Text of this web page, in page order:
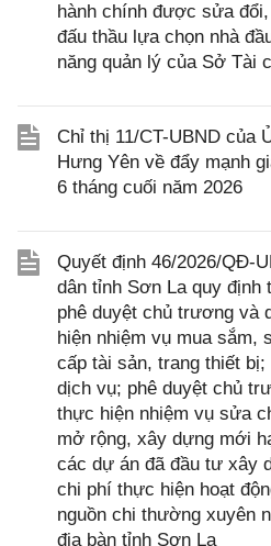
hành chính được sửa
đấu thầu lựa chọn nhà
năng quản lý của Sở Tài
Chỉ thị 11/CT-UBND của
Hưng Yên về đẩy mạnh
6 tháng cuối năm 2026
Quyết định 46/2026/QĐ-
dân tỉnh Sơn La quy định
phê duyệt chủ trương và
hiện nhiệm vụ mua sắm,
cấp tài sản, trang thiết
dịch vụ; phê duyệt chủ
thực hiện nhiệm vụ sửa
mở rộng, xây dựng mới
các dự án đã đầu tư xây
chi phí thực hiện hoạt
nguồn chi thường xuyên
địa bàn tỉnh Sơn La